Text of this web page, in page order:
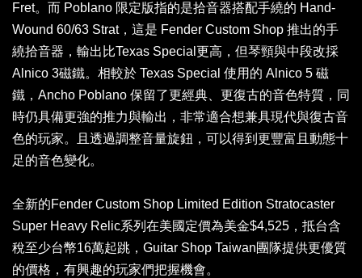
Fret。而 Poblano 限定版指的是拾音器搭配手繞的 Hand-
Wound 60/63 Strat，這是 Fender Custom Shop 推出的手
繞拾音器，輸出比Texas Special更高，但琴頸與中段改採
Alnico 3磁鐵。相較於 Texas Special 使用的 Alnico 5 磁
鐵，Ancho Poblano 保留了更經典、更復古的音色特質，同
時仍具備更強的推力與輸出，非常適合想兼具現代與復古音
色的玩家。且透過調整音量旋鈕，可以得到更豐富且動態十
足的音色變化。
全新的Fender Custom Shop Limited Edition Stratocaster
Super Heavy Relic系列在美國定價為美金$4,525，抵台含
稅至少台幣16萬起跳，Guitar Shop Taiwan團隊提供更優質
的價格，有興趣的玩家們把握機會。